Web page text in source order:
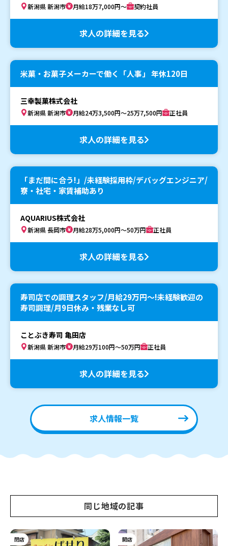
新潟県 新潟市 月給18万7,000円～ 契約社員
求人の詳細を見る
米菓・お菓子メーカーで働く「人事」 年休120日
三幸製菓株式会社
新潟県 新潟市 月給24万3,500円～25万7,500円 正社員
求人の詳細を見る
「まだ間に合う!」/未経験採用枠/デバッグエンジニア/
寮・社宅・家賃補助あり
AQUARIUS株式会社
新潟県 長岡市 月給28万5,000円～50万円 正社員
求人の詳細を見る
寿司店での調理スタッフ/月給29万円〜!未経験歓迎の
寿司調理/月9日休み・残業なし可
ことぶき寿司 亀田店
新潟県 新潟市 月給29万100円～50万円 正社員
求人の詳細を見る
求人情報一覧
同じ地域の記事
閉店 開店